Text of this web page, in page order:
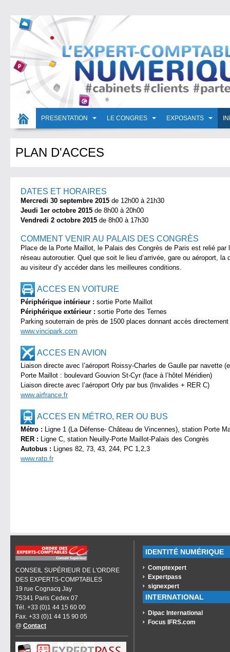
PRESENTATION LE CONGRES EXPOSANTS
PLAN D'ACCES
DATES ET HORAIRES
Mercredi 30 septembre 2015 de 12h00 à 21h30
Jeudi 1er octobre 2015 de 8h00 à 20h00
Vendredi 2 octobre 2015 de 8h00 à 17h30
COMMENT VENIR AU PALAIS DES CONGRÈS
Place de la Porte Maillot, le Palais des Congrès de Paris est relié par
réseau autoroutier. Quel que soit le lieu d’arrivée, gare ou aéroport,
au visiteur d’y accéder dans les meilleures conditions.
ACCES EN VOITURE
Périphérique intérieur : sortie Porte Maillot
Périphérique extérieur : sortie Porte des Ternes
Parking souterrain de près de 1500 places donnant accès
www.vincipark.com
ACCES EN AVION
Liaison directe avec l’aéroport Roissy-Charles de Gaulle par navette
Porte Maillot : boulevard Gouvion St-Cyr (face à l’hôtel Méridien)
Liaison directe avec l’aéroport Orly par bus (Invalides + RER C)
www.airfrance.fr
ACCES EN MÉTRO, RER OU BUS
Métro : Ligne 1 (La Défense- Château de Vincennes), station Porte
RER : Ligne C, station Neuilly-Porte Maillot-Palais des Congrès
Autobus : Lignes 82, 73, 43, 244, PC 1,2,3
www.ratp.fr
CONSEIL SUPÉRIEUR DE L'ORDRE
DES EXPERTS-COMPTABLES
19 rue Cognacq Jay
75341 Paris Cedex 07
Tél. +33 (0)1 44 15 60 00
Fax. +33 (0)1 44 15 90 05
@ Contact
IDENTITÉ NUMÉRIQUE
Comptexpert
Expertpass
signexpert
INTERNATIONAL
Dipac International
Focus IFRS.com